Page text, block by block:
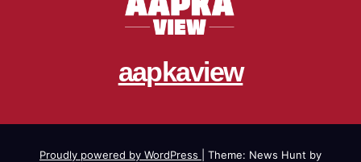
aapkaview
Proudly powered by WordPress Theme: News Hunt by